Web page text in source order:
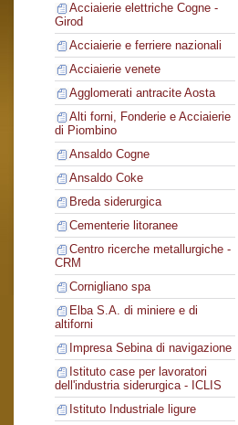
Acciaierie elettriche Cogne -
Girod
Acciaierie e ferriere nazionali
Acciaierie venete
Agglomerati antracite Aosta
Alti forni, Fonderie e Acciaierie
di Piombino
Ansaldo Cogne
Ansaldo Coke
Breda siderurgica
Cementerie litoranee
Centro ricerche metallurgiche -
CRM
Cornigliano spa
Elba S.A. di miniere e di
altiforni
Impresa Sebina di navigazione
Istituto case per lavoratori
dell'industria siderurgica - ICLIS
Istituto Industriale ligure